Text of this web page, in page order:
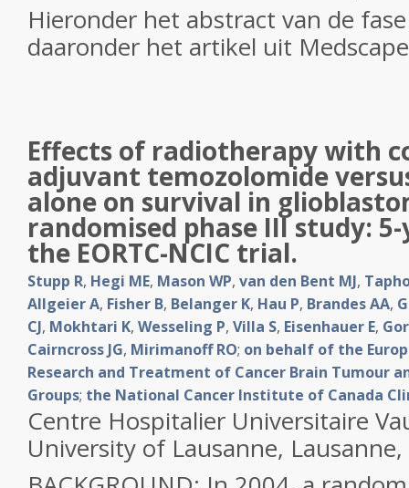
Hieronder het abstract van de
daaronder het artikel uit
Effects of radiotherapy with
adjuvant temozolomide
alone on survival in
randomised phase III study:
the EORTC-NCIC trial.
Stupp R, Hegi ME, Mason WP, van den Bent MJ,
Allgeier A, Fisher B, Belanger K, Hau P, Brandes AA,
CJ, Mokhtari K, Wesseling P, Villa S, Eisenhauer E,
Cairncross JG, Mirimanoff RO; on behalf of the
Research and Treatment of Cancer Brain Tumour
Groups; the National Cancer Institute of Canada
Centre Hospitalier Universitaire
University of Lausanne,